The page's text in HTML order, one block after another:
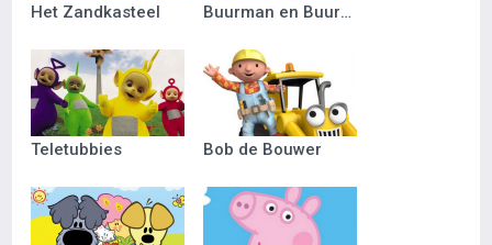
Het Zandkasteel Buurman en Buurman
Teletubbies Bob de Bouwer